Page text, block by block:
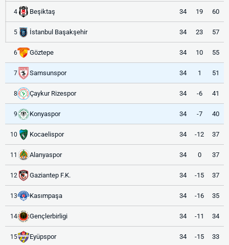
4 Beşiktaş 34 19 60
5 İstanbul Başakşehir 34 23 57
6 Göztepe 34 10 55
7 Samsunspor 34 1 51
8 Çaykur Rizespor 34 -6 41
9 Konyaspor 34 -7 40
10 Kocaelispor 34 -12 37
11 Alanyaspor 34 0 37
12 Gaziantep F.K. 34 -15 37
13 Kasımpaşa 34 -16 35
14 Gençlerbirligi 34 -11 34
15 Eyüpspor 34 -15 33